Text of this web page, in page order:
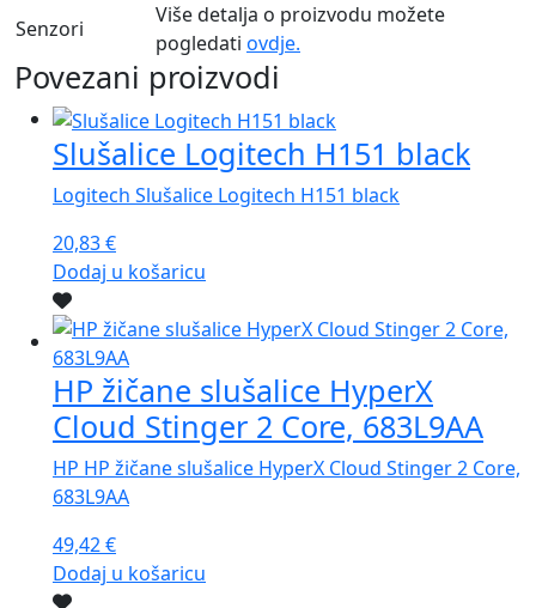
Senzori
Više detalja o proizvodu možete
pogledati ovdje.
Povezani proizvodi
Slušalice Logitech H151 black
Logitech Slušalice Logitech H151 black
20,83€
Dodaj u košaricu
HP žičane slušalice HyperX
Cloud Stinger 2 Core, 683L9AA
HP HP žičane slušalice HyperX Cloud Stinger 2 Core,
683L9AA
49,42€
Dodaj u košaricu